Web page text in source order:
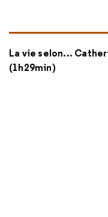
La vie selon...
(1h29min)